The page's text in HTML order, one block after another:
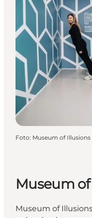
Foto: Museum of Illusions
Museum
Museum of